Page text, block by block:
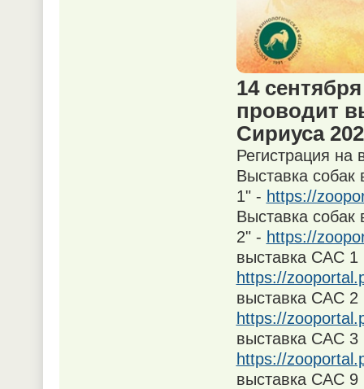
14
проводит
Сириуса
Регистрация на
Выставка
1" - https://
Выставка
2" - https://
выставка САС 1
https://
выставка САС 2
https://
выставка CAC
https://
выставка САС 9